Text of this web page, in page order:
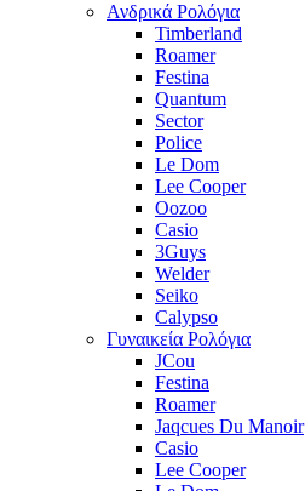
Ανδρικά Ρολόγια
Timberland
Roamer
Festina
Quantum
Sector
Police
Le Dom
Lee Cooper
Oozoo
Casio
3Guys
Welder
Seiko
Calypso
Γυναικεία Ρολόγια
JCou
Festina
Roamer
Jaqcues Du Manoir
Casio
Lee Cooper